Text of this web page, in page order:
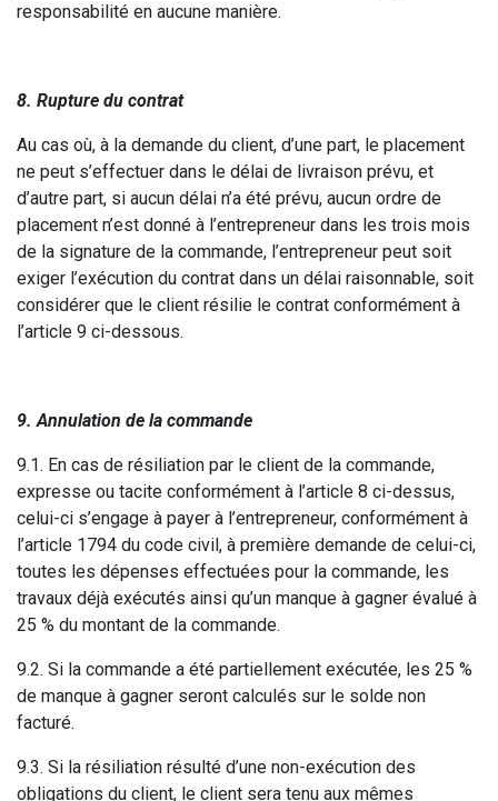
responsabilité en aucune manière.
8. Rupture du contrat
Au cas où, à la demande du client, d’une part, le placement
ne peut s’effectuer dans le délai de livraison prévu, et
d’autre part, si aucun délai n’a été prévu, aucun ordre de
placement n’est donné à l’entrepreneur dans les trois mois
de la signature de la commande, l’entrepreneur peut soit
exiger l’exécution du contrat dans un délai raisonnable, soit
considérer que le client résilie le contrat conformément à
l’article 9 ci-dessous.
9. Annulation de la commande
9.1. En cas de résiliation par le client de la commande,
expresse ou tacite conformément à l’article 8 ci-dessus,
celui-ci s’engage à payer à l’entrepreneur, conformément à
l’article 1794 du code civil, à première demande de celui-ci,
toutes les dépenses effectuées pour la commande, les
travaux déjà exécutés ainsi qu’un manque à gagner évalué à
25 % du montant de la commande.
9.2. Si la commande a été partiellement exécutée, les 25 %
de manque à gagner seront calculés sur le solde non
facturé.
9.3. Si la résiliation résulté d’une non-exécution des
obligations du client, le client sera tenu aux mêmes